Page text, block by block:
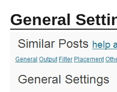
General